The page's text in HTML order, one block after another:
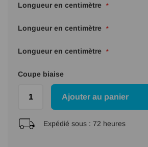
Longueur en centimètre
Longueur en centimètre
Longueur en centimètre
Coupe biaise
Ajouter au panier
Expédié sous : 72 heures